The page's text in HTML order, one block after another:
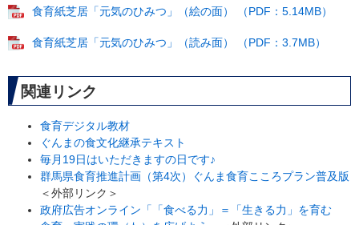
食育紙芝居「元気のひみつ」（絵の面） （PDF：5.14MB）
食育紙芝居「元気のひみつ」（読み面） （PDF：3.7MB）
関連リンク
食育デジタル教材
ぐんまの食文化継承テキスト
毎月19日はいただきますの日です♪
群馬県食育推進計画（第4次）ぐんま食育こころプラン普及版
＜外部リンク＞
政府広告オンライン「「食べる力」＝「生きる力」を育む